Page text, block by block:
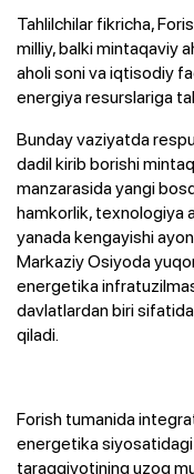
Tahlilchilar fikricha,
milliy, balki mintaqaviy
aholi soni va iqtisodiy
energiya resurslariga
Bunday vaziyatda
dadil kirib borishi
manzarasida yangi
hamkorlik, texnologiya
yanada kengayishi
Markaziy Osiyoda
energetika
davlatlardan biri
qiladi.
Forish tumanida
energetika
taraqqiyotining uzoq